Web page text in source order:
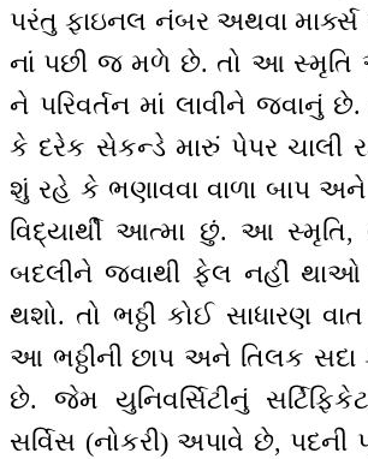
પરંતુ ફાઇનલ નંબર અથવા માર્ક્સ
નાં પછી જ મળે છે. તો આ સ્મૃતિ
ને પરિવર્તન માં લાવીને જવાનું
કે દરેક સેકન્ડે મારું પેપર ચાલી
શું રહે કે ભણાવવા વાળા બાપ
વિદ્યાર્થી આત્મા છું. આ સ્મૃતિ,
બદલીને જવાથી ફેલ નહીં
થશો. તો ભઠ્ઠી કોઈ સાધારણ
આ ભઠ્ઠીની છાપ અને તિલક સદા
છે. જેમ યુનિવર્સિટીનું
સર્વિસ (નોકરી) અપાવે છે, પદની